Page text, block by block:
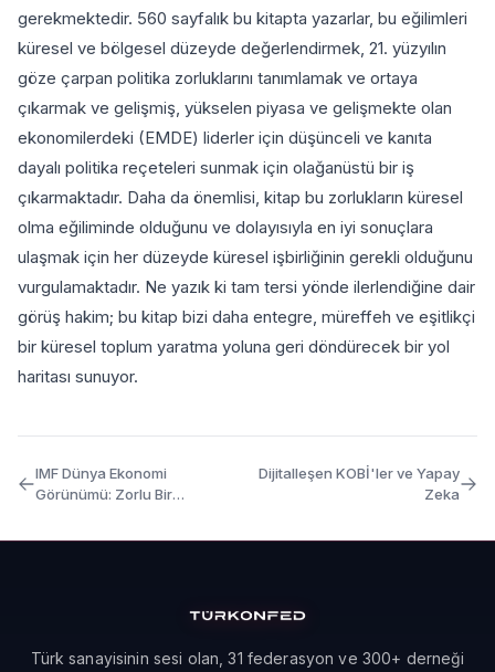
gerekmektedir. 560 sayfalık bu kitapta yazarlar, bu eğilimleri
küresel ve bölgesel düzeyde değerlendirmek, 21. yüzyılın
göze çarpan politika zorluklarını tanımlamak ve ortaya
çıkarmak ve gelişmiş, yükselen piyasa ve gelişmekte olan
ekonomilerdeki (EMDE) liderler için düşünceli ve kanıta
dayalı politika reçeteleri sunmak için olağanüstü bir iş
çıkarmaktadır. Daha da önemlisi, kitap bu zorlukların küresel
olma eğiliminde olduğunu ve dolayısıyla en iyi sonuçlara
ulaşmak için her düzeyde küresel işbirliğinin gerekli olduğunu
vurgulamaktadır. Ne yazık ki tam tersi yönde ilerlendiğine dair
görüş hakim; bu kitap bizi daha entegre, müreffeh ve eşitlikçi
bir küresel toplum yaratma yoluna geri döndürecek bir yol
haritası sunuyor.
IMF Dünya Ekonomi
Görünümü: Zorlu Bir
Dijitalleşen KOBİ'ler ve Yapay
Zeka
Türk sanayisinin sesi olan, 31 federasyon ve 300+ derneği